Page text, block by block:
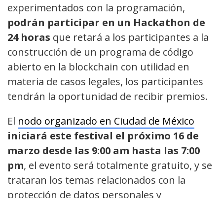
experimentados con la programación,
podrán participar en un Hackathon de
24 horas que retará a los participantes a la
construcción de un programa de código
abierto en la blockchain con utilidad en
materia de casos legales, los participantes
tendrán la oportunidad de recibir premios.
El nodo organizado en Ciudad de México
iniciará este festival el próximo 16 de
marzo desde las 9:00 am hasta las 7:00
pm, el evento será totalmente gratuito, y se
trataran los temas relacionados con la
protección de datos personales y